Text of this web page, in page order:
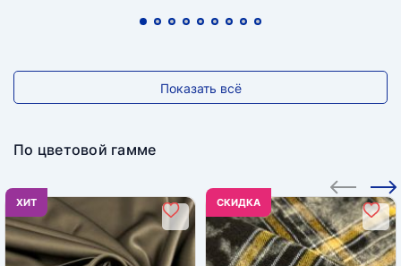
Показать всё
По цветовой гамме
ХИТ CКИДКА